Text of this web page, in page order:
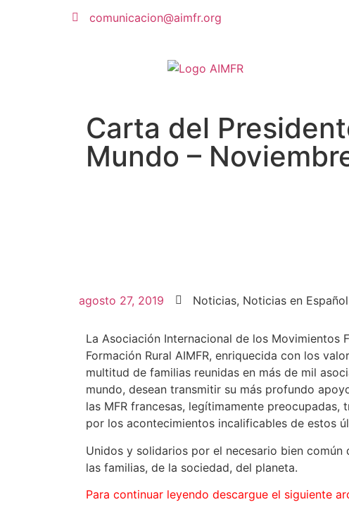
comunicacion@aimfr.org
Carta del
Mundo –
agosto 27, 2019 Noticias, Noticias en Español
La Asociación Internacional de los Movimientos
Formación Rural AIMFR, enriquecida con los
multitud de familias reunidas en más de mil
mundo, desean transmitir su más profundo
las MFR francesas, legítimamente preocupadas,
por los acontecimientos incalificables de estos
Unidos y solidarios por el necesario bien común
las familias, de la sociedad, del planeta.
Para continuar leyendo descargue el siguiente